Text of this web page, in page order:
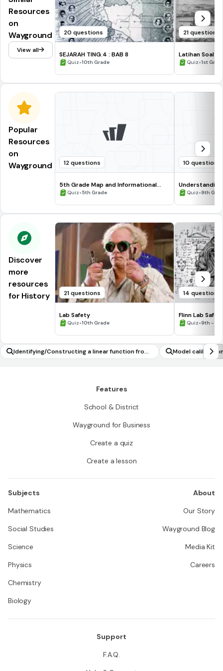
Resources
on
Wayground
View all
20 questions
SEJARAH TING.4 : BAB 8
Quiz•10th Grade
21 questions
Latihan Soal
Quiz•1st
Popular
Resources
on
Wayground
12 questions
5th Grade Map and Informational
Processing Skills
Quiz•5th Grade
10 questions
Quiz•9th
Discover
more
resources
for History
21 questions
Lab Safety
Quiz•10th Grade
14 questions
Flinn Lab
Quiz•9th -
Identifying/Constructing a linear function from
different representations
Model
Features
School & District
Wayground for Business
Create a quiz
Create a lesson
Subjects
Mathematics
Social Studies
Science
Physics
Chemistry
Biology
About
Our Story
Wayground Blog
Media Kit
Careers
Support
F.A.Q.